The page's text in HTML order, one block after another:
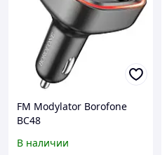
FM Modylator Borofone
BC48
В наличии